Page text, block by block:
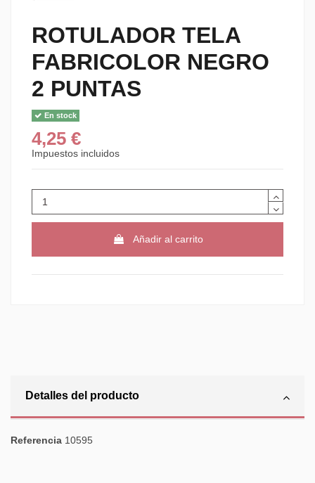
ROTULADOR TELA
FABRICOLOR NEGRO
2 PUNTAS
En stock
4,25 €
Impuestos incluidos
Añadir al carrito
Detalles del producto
Referencia 10595